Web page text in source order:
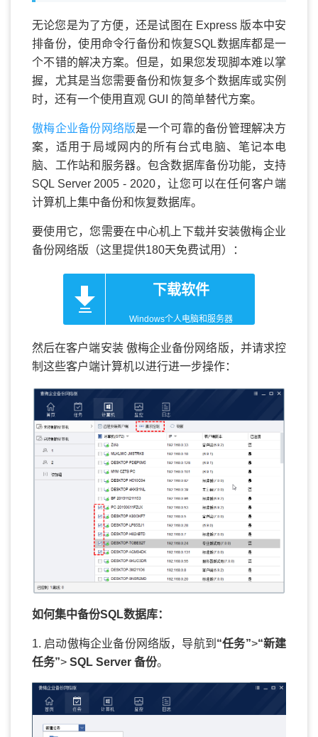
无论您是为了方便，还是试图在 Express 版本中安
排备份，使用命令行备份和恢复SQL数据库都是一
个不错的解决方案。但是，如果您发现脚本难以掌
握，尤其是当您需要备份和恢复多个数据库或实例
时，还有一个使用直观 GUI 的简单替代方案。
傲梅企业备份网络版是一个可靠的备份管理解决方
案，适用于局域网内的所有台式电脑、笔记本电
脑、工作站和服务器。包含数据库备份功能，支持
SQL Server 2005 - 2020，让您可以在任何客户端
计算机上集中备份和恢复数据库。
要使用它，您需要在中心机上下载并安装傲梅企业
备份网络版（这里提供180天免费试用）：
下载软件
Windows个人电脑和服务器
然后在客户端安装 傲梅企业备份网络版，并请求控
制这些客户端计算机以进行进一步操作：
如何集中备份SQL数据库：
1. 启动傲梅企业备份网络版，导航到 “任务”>“新建
任务”> SQL Server 备份。